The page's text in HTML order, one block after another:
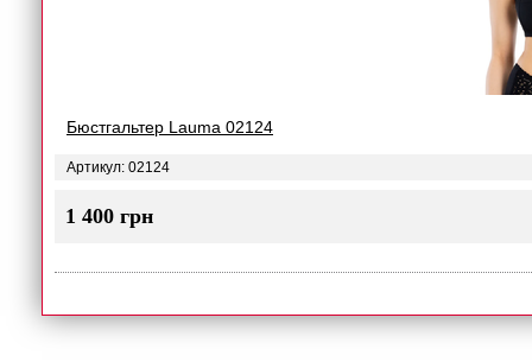
Бюстгальтер Lauma 02124
Артикул: 02124
1 400 грн